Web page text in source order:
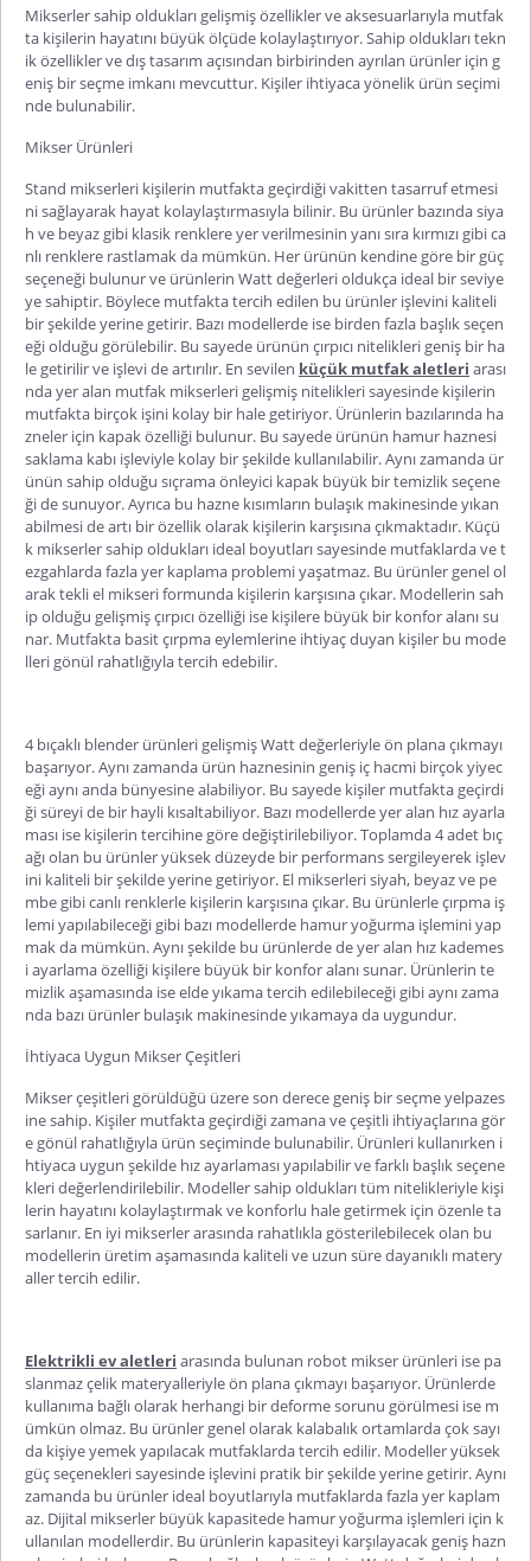
Mikserlersahip oldukları gelişmiş özellikler ve aksesuarlarıyla mutfak
ta kişilerin hayatını büyük ölçüde kolaylaştırıyor. Sahip oldukları tekn
ik özellikler ve dış tasarım açısından birbirinden ayrılan ürünler için g
eniş bir seçme imkanı mevcuttur. Kişiler ihtiyaca yönelik ürün seçimi
nde bulunabilir.
Mikser Ürünleri
Stand mikserleri kişilerin mutfakta geçirdiği vakitten tasarruf etmesi
ni sağlayarak hayat kolaylaştırmasıyla bilinir. Bu ürünler bazında siya
h ve beyaz gibi klasik renklere yer verilmesinin yanı sıra kırmızı gibi ca
nlı renklere rastlamak da mümkün. Her ürünün kendine göre bir güç
seçeneği bulunur ve ürünlerin Watt değerleri oldukça ideal bir seviye
ye sahiptir. Böylece mutfakta tercih edilen bu ürünler işlevini kaliteli
bir şekilde yerine getirir. Bazı modellerde ise birden fazla başlık seçen
eği olduğu görülebilir. Bu sayede ürünün çırpıcı nitelikleri geniş bir ha
le getirilir ve işlevi de artırılır. En sevilen küçük mutfak aletleri arası
nda yer alan mutfak mikserleri gelişmiş nitelikleri sayesinde kişilerin
mutfakta birçok işini kolay bir hale getiriyor. Ürünlerin bazılarında ha
zneler için kapak özelliği bulunur. Bu sayede ürünün hamur haznesi
saklama kabı işleviyle kolay bir şekilde kullanılabilir. Aynı zamanda ür
ünün sahip olduğu sıçrama önleyici kapak büyük bir temizlik seçene
ği de sunuyor. Ayrıca bu hazne kısımların bulaşık makinesinde yıkan
abilmesi de artı bir özellik olarak kişilerin karşısına çıkmaktadır. Küçü
k mikserlersahipoldukları ideal boyutları sayesinde mutfaklarda ve t
ezgahlarda fazla yer kaplama problemi yaşatmaz. Bu ürünler genel ol
arak tekli el mikseri formunda kişilerin karşısına çıkar. Modellerin sah
ip olduğu gelişmiş çırpıcı özelliği ise kişilere büyük bir konfor alanı su
nar. Mutfakta basit çırpma eylemlerine ihtiyaç duyan kişiler bu mode
lleri gönül rahatlığıyla tercih edebilir.
4 bıçaklı blender ürünleri gelişmiş Watt değerleriyle ön plana çıkmayı
başarıyor. Aynı zamanda ürün haznesinin geniş iç hacmi birçok yiyec
eği aynı anda bünyesine alabiliyor. Bu sayede kişiler mutfakta geçirdi
ği süreyi de bir hayli kısaltabiliyor. Bazı modellerde yer alan hız ayarla
ması ise kişilerin tercihine göre değiştirilebiliyor. Toplamda 4 adet bıç
ağı olan bu ürünler yüksek düzeyde bir performans sergileyerek işlev
ini kaliteli bir şekilde yerine getiriyor. El mikserlerisiyah, beyaz ve pe
mbe gibi canlı renklerle kişilerin karşısına çıkar. Bu ürünlerle çırpma iş
lemi yapılabileceği gibi bazı modellerde hamur yoğurma işlemini yap
mak da mümkün. Aynı şekilde bu ürünlerde de yer alan hız kademes
i ayarlama özelliği kişilere büyük bir konfor alanı sunar. Ürünlerin te
mizlik aşamasında ise elde yıkama tercih edilebileceği gibi aynı zama
nda bazı ürünler bulaşık makinesinde yıkamaya da uygundur.
İhtiyaca Uygun Mikser Çeşitleri
Mikser çeşitleri görüldüğü üzere son derece geniş bir seçme yelpazes
ine sahip. Kişiler mutfakta geçirdiği zamana ve çeşitli ihtiyaçlarına gör
e gönül rahatlığıyla ürün seçiminde bulunabilir. Ürünleri kullanırken i
htiyaca uygun şekilde hız ayarlaması yapılabilir ve farklı başlık seçene
kleri değerlendirilebilir. Modeller sahip oldukları tüm nitelikleriyle kişi
lerin hayatını kolaylaştırmak ve konforlu hale getirmek için özenle ta
sarlanır. En iyi mikserlerarasında rahatlıkla gösterilebilecek olan bu
modellerin üretim aşamasında kaliteli ve uzun süre dayanıklı matery
aller tercih edilir.
Elektrikli ev aletleri arasında bulunan robot mikser ürünleri ise pa
slanmaz çelik materyalleriyle ön plana çıkmayı başarıyor. Ürünlerde
kullanıma bağlı olarak herhangi bir deforme sorunu görülmesi ise m
ümkün olmaz. Bu ürünler genel olarak kalabalık ortamlarda çok sayı
da kişiye yemek yapılacak mutfaklarda tercih edilir. Modeller yüksek
güç seçenekleri sayesinde işlevini pratik bir şekilde yerine getirir. Aynı
zamanda bu ürünler ideal boyutlarıyla mutfaklarda fazla yer kaplam
az. Dijital mikserler büyük kapasitede hamur yoğurma işlemleri için k
ullanılan modellerdir. Bu ürünlerin kapasiteyi karşılayacak geniş hazn